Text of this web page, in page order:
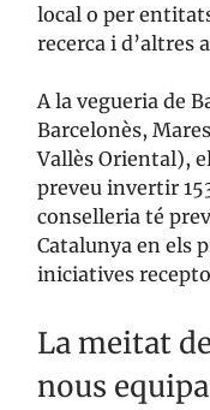
local o per
recerca i d’altres
A la vegueria de
Barcelonès,
Vallès Oriental),
preveu invertir
conselleria té
Catalunya en els
iniciatives
La meitat
nous